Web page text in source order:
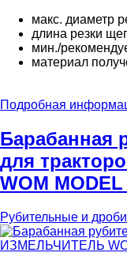
макс. диаметр
длина резки
мин./
материал
Подробная
Барабанная
для
WOM MODEL
Рубительные и